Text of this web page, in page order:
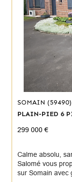
SOMAIN (59490)
PLAIN-PIED 6
299 000 €
Calme absolu,
Salomé vous
sur Somain avec